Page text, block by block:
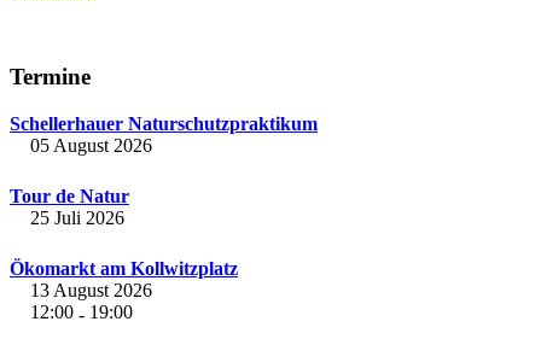
Termine
Schellerhauer Naturschutzpraktikum
05 August 2026
Tour de Natur
25 Juli 2026
Ökomarkt am Kollwitzplatz
13 August 2026
12:00 - 19:00